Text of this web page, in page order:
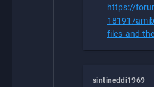
https://
18191/
files-and-
sintineddi1969